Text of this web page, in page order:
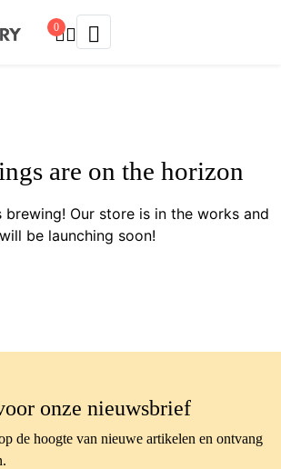
0
are on the horizon
brewing! Our store is in the works and
will be launching soon!
onze nieuwsbrief
de hoogte van nieuwe artikelen en ontvang